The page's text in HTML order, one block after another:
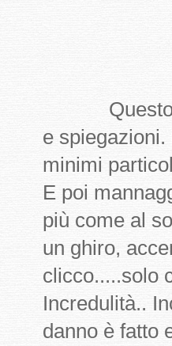
Questo
e
minimi
E poi
più come al
un ghiro,
clicco.....solo
Incredulità..
danno è fatto